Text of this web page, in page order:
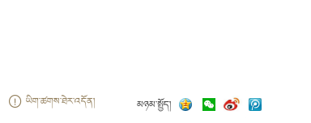
མཉམ་སྤྱོད།
ཡིག་ཚགས་ཐེར་འདོན།